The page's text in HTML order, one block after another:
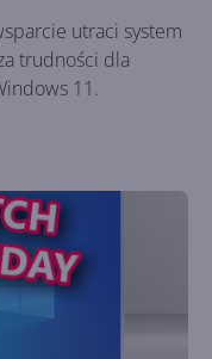
utraci system
trudności dla
11.